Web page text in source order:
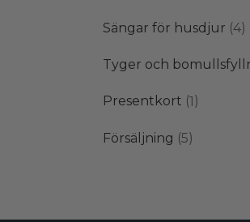
Sängar för husdjur 44
Tyger och
Presentkort 11
Försäljning 55